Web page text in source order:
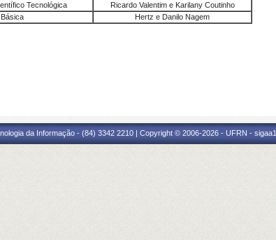
Tecnológica
Ricardo Valentim e Karilany Coutinho
Hertz e Danilo Nagem
da Informação - (84) 3342 2210 | Copyright © 2006-2026 - UFRN -